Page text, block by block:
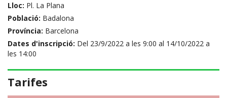
Lloc: Pl. La Plana
Població: Badalona
Província: Barcelona
Dates d'inscripció: Del 23/9/2022 a les 9:00 al 14/10/2022 a
les 14:00
Tarifes